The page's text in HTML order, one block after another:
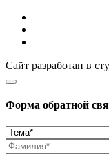
Сайт разработан в
Форма обратной